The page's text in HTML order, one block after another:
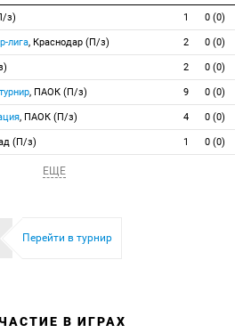
з) 1 0 (0)
лига, Краснодар (П/з) 2 0 (0)
2 0 (0)
, ПАОК (П/з) 9 0 (0)
, ПАОК (П/з) 4 0 (0)
(П/з) 1 0 (0)
ЕЩЕ
Перейти в турнир
В ИГРАХ